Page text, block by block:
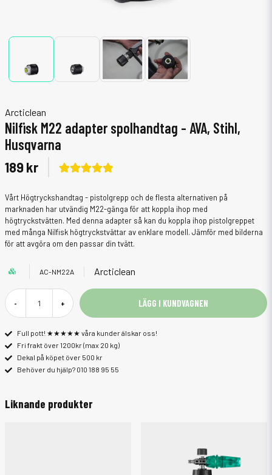
Arcticlean
Nilfisk M22 adapter spolhandtag - AVA, Stihl,
Husqvarna
189 kr
Vårt Högtryckshandtag - pistolgrepp och de flesta alternativen på
marknaden har utvändig M22-gänga för att koppla ihop med
högtryckstvätten. Med denna adapter så kan du koppla ihop pistolgreppet
med många Nilfisk högtryckstvättar av enklare modell. Jämför med bilderna
för att avgöra om den passar din tvätt.
AC-NM22A Arcticlean
- + LÄGG I KUNDVAGNEN
Full pott! ★★★★★ våra kunder älskar oss!
Fri frakt över 1200kr (max 20 kg)
Dekal på köpet över 500 kr
Behöver du hjälp? 010 188 95 55
Liknande produkter